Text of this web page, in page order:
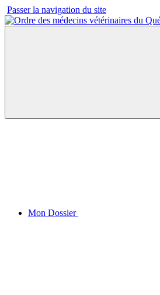
Passer la navigation du site
Mon Dossier